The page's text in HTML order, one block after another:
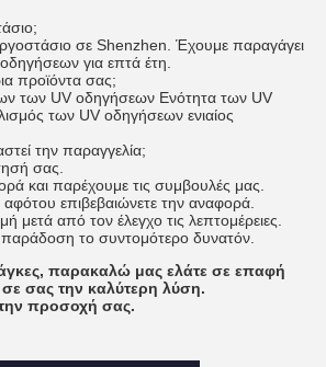
σε Shenzhen. Έχουμε παραγάγει
για επτά έτη.
προϊόντα σας;
των UV οδηγήσεων Ενότητα των UV
των UV οδηγήσεων ενιαίος
την παραγγελία;
σας.
και παρέχουμε τις συμβουλές μας.
επιβεβαιώνετε την αναφορά.
μετά από τον έλεγχο τις λεπτομέρειες.
το συντομότερο δυνατόν.
παρακαλώ μας ελάτε σε επαφή
σε σας την καλύτερη λύση.
προσοχή σας.